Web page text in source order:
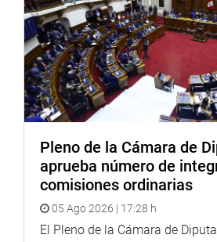
la evaluación de impacto de la
La congresista Nelcy Heidinger
presidenta de la Comisión de Salud
la propuesta establece una política
promoción de medicamentos
fundamental para garantizar el
Pleno de la Cámara de
aprueba número de
comisiones ordinarias
05 Ago 2026 | 17:28 h
El Pleno de la Cámara de